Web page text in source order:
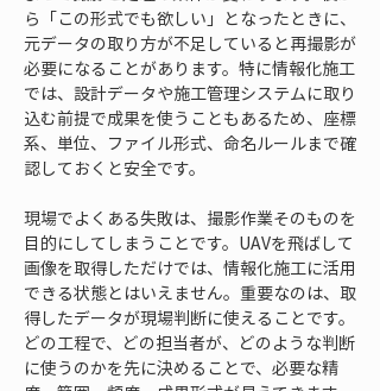
ら「この形式でも欲しい」となったときに、
元データの取り方が不足していると再撮影が
必要になることがあります。特に情報化施工
では、設計データや施工管理システムに取り
込む前提で成果を使うこともあるため、座標
系、単位、ファイル形式、命名ルールまで確
認しておくと安全です。
現場でよくある失敗は、撮影作業そのものを
目的にしてしまうことです。UAVを飛ばして
画像を取得しただけでは、情報化施工に活用
できる状態とはいえません。重要なのは、取
得したデータが現場判断に使えることです。
どの工程で、どの担当者が、どのような判断
に使うのかを先に決めることで、必要な精